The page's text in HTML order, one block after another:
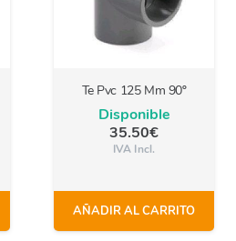
Te Pvc 125 Mm 90º
Disponible
35.50€
IVA Incl.
AÑADIR AL CARRITO